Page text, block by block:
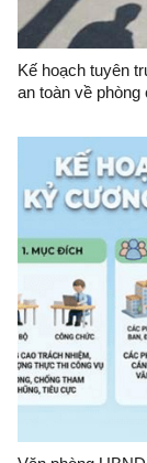
Kế hoạch tuyên
an toàn về